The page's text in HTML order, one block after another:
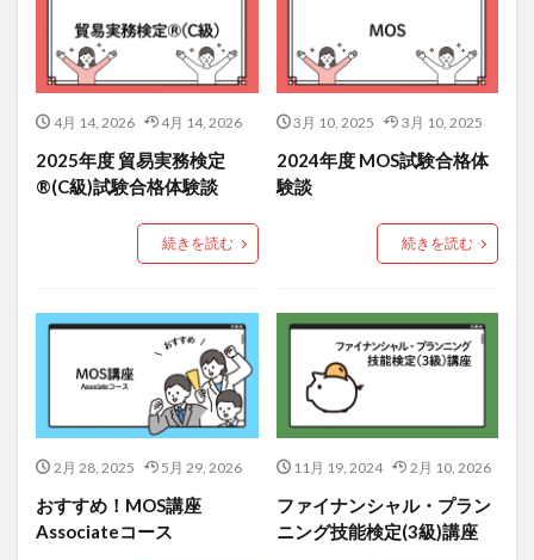
4月 14, 2026 4月 14, 2026
2025年度 貿易実務検定
®(C級)試験合格体験談
続きを読む
3月 10, 2025 3月 10, 2025
2024年度 MOS試験合格体
験談
続きを読む
2月 28, 2025 5月 29, 2026
おすすめ！MOS講座
Associateコース
11月 19, 2024 2月 10, 2026
ファイナンシャル・プラン
ニング技能検定(3級)講座